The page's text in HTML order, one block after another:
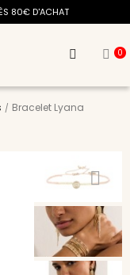
80€ D'ACHAT
0
Bracelet Lyana